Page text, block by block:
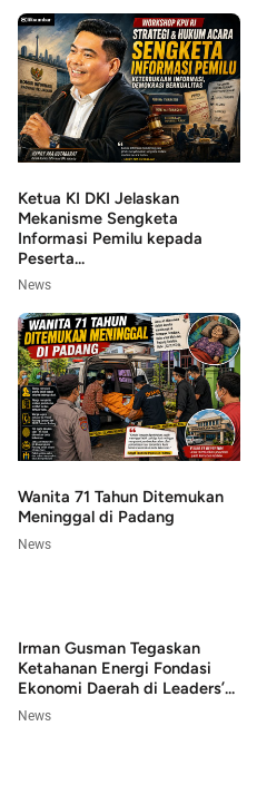
Ketua KI DKI Jelaskan
Mekanisme Sengketa
Informasi Pemilu kepada
Peserta...
News
Wanita 71 Tahun Ditemukan
Meninggal di Padang
News
Irman Gusman Tegaskan
Ketahanan Energi Fondasi
Ekonomi Daerah di Leaders’...
News